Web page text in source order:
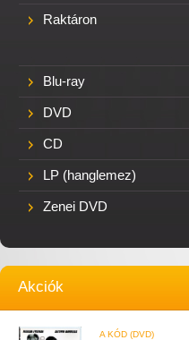
Raktáron
Blu-ray
DVD
CD
LP (hanglemez)
Zenei DVD
Akciók
A KÓD (DVD)